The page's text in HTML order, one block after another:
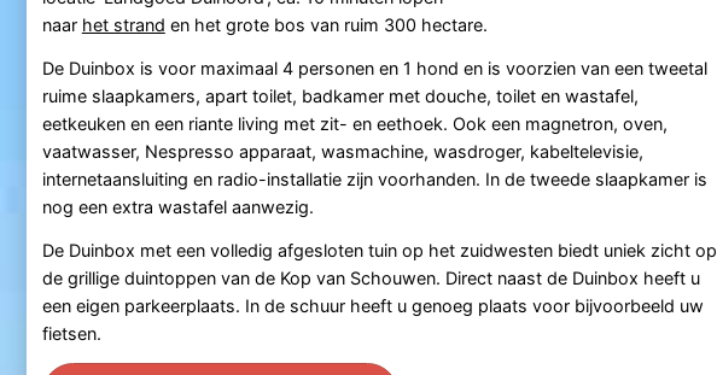
naar het strand en het grote bos van ruim 300 hectare.
De Duinbox is voor maximaal 4 personen en 1 hond en is voorzien van een tweetal
ruime slaapkamers, apart toilet, badkamer met douche, toilet en wastafel,
eetkeuken en een riante living met zit- en eethoek. Ook een magnetron, oven,
vaatwasser, Nespresso apparaat, wasmachine, wasdroger, kabeltelevisie,
internetaansluiting en radio-installatie zijn voorhanden. In de tweede slaapkamer is
nog een extra wastafel aanwezig.
De Duinbox met een volledig afgesloten tuin op het zuidwesten biedt uniek zicht op
de grillige duintoppen van de Kop van Schouwen. Direct naast de Duinbox heeft u
een eigen parkeerplaats. In de schuur heeft u genoeg plaats voor bijvoorbeeld uw
fietsen.